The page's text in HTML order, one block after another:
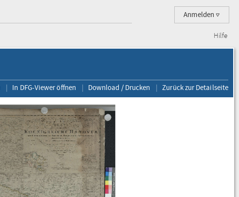
Anmelden
Hilfe
In DFG-Viewer öffnen Download / Drucken Zurück zur Detailseite